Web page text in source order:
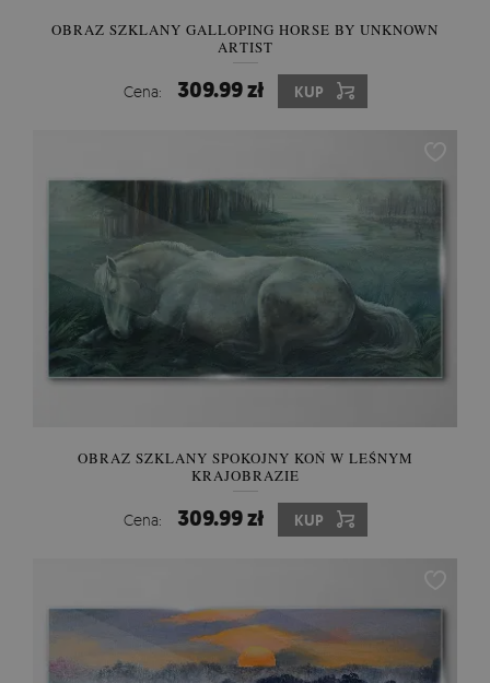
OBRAZ SZKLANY GALLOPING HORSE BY UNKNOWN
ARTIST
Cena: 309.99 zł KUP
OBRAZ SZKLANY SPOKOJNY KOŃ W LEŚNYM
KRAJOBRAZIE
Cena: 309.99 zł KUP